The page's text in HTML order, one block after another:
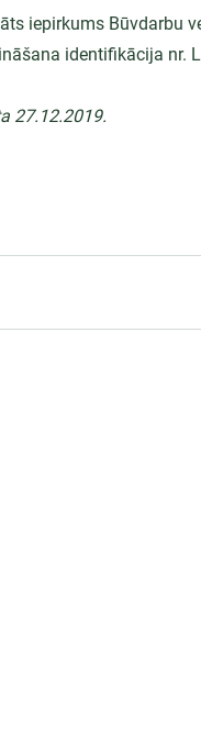
iepirkums Būvdarbu
identifikācija nr.
27.12.2019.